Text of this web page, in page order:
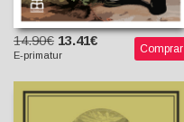
14.90€ 13.41€
E-primatur Comprar